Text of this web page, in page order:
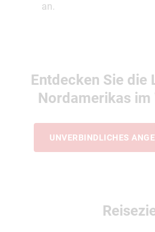
an.
Entdecken Sie die
Nordamerikas im
UNVERBINDLICHES